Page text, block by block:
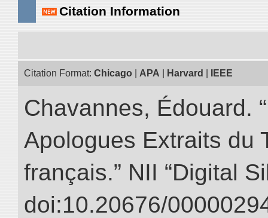
Citation Information
Citation Format: Chicago APA Harvard IEEE
Chavannes, Édouard.
Apologues Extraits du
français.” NII “Digital
doi:10.20676/